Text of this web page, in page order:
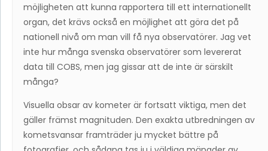
möjligheten att kunna rapportera till ett internationellt
organ, det krävs också en möjlighet att göra det på
nationell nivå om man vill få nya observatörer. Jag vet
inte hur många svenska observatörer som levererat
data till COBS, men jag gissar att de inte är särskilt
många?
Visuella obsar av kometer är fortsatt viktiga, men det
gäller främst magnituden. Den exakta utbredningen av
kometsvansar framträder ju mycket bättre på